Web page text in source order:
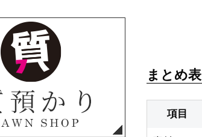
まとめ表
項目